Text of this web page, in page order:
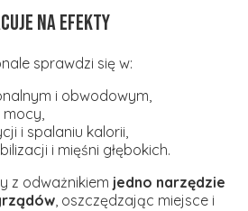
na efekty
sprawdzi się w:
i obwodowym,
mocy,
i spalaniu kalorii,
i mięśni głębokich.
z odważnikiem jedno narzędzie
, oszczędzając miejsce i